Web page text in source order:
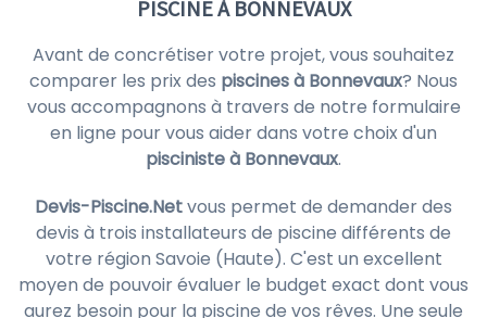
PISCINE À BONNEVAUX
Avant de concrétiser votre projet, vous souhaitez
comparer les prix des piscines à Bonnevaux? Nous
vous accompagnons à travers de notre formulaire
en ligne pour vous aider dans votre choix d'un
pisciniste à Bonnevaux.
Devis-Piscine.Netvous permet de demander des
devis à trois installateurs de piscine différents de
votre région Savoie (Haute). C'est un excellent
moyen de pouvoir évaluer le budget exact dont vous
aurez besoin pour la piscine de vos rêves. Une seule